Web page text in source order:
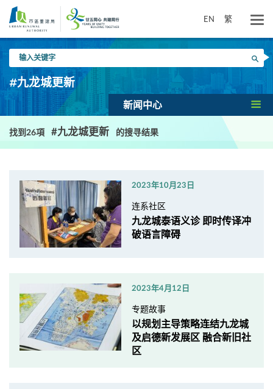
要
EN 繁
入
关
键
搜寻
#九龙城更新
新闻中心
找到26項 #九龙城更新 的搜寻结果
2023年10月23日
连系社区
九龙城泰语义诊 即时传译冲
破语言障碍
2023年4月12日
专题故事
以规划主导策略连结九龙城
及启德新发展区 融合新旧社
区